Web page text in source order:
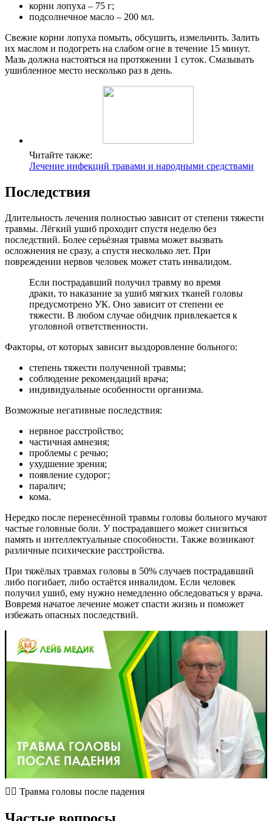
корни лопуха – 75 г;
подсолнечное масло – 200 мл.
Свежие корни лопуха помыть, обсушить, измельчить. Залить
их маслом и подогреть на слабом огне в течение 15 минут.
Мазь должна настояться на протяжении 1 суток. Смазывать
ушибленное место несколько раз в день.
Читайте также:
Лечение инфекций травами и народными средствами
Последствия
Длительность лечения полностью зависит от степени тяжести
травмы. Лёгкий ушиб проходит спустя неделю без
последствий. Более серьёзная травма может вызвать
осложнения не сразу, а спустя несколько лет. При
повреждении нервов человек может стать инвалидом.
Если пострадавший получил травму во время
драки, то наказание за ушиб мягких тканей головы
предусмотрено УК. Оно зависит от степени ее
тяжести. В любом случае обидчик привлекается к
уголовной ответственности.
Факторы, от которых зависит выздоровление больного:
степень тяжести полученной травмы;
соблюдение рекомендаций врача;
индивидуальные особенности организма.
Возможные негативные последствия:
нервное расстройство;
частичная амнезия;
проблемы с речью;
ухудшение зрения;
появление судорог;
паралич;
кома.
Нередко после перенесённой травмы головы больного мучают
частые головные боли. У пострадавшего может снизиться
память и интеллектуальные способности. Также возникают
различные психические расстройства.
При тяжёлых травмах головы в 50% случаев пострадавший
либо погибает, либо остаётся инвалидом. Если человек
получил ушиб, ему нужно немедленно обследоваться у врача.
Вовремя начатое лечение может спасти жизнь и поможет
избежать опасных последствий.
🤦‍♂️ Травма головы после падения